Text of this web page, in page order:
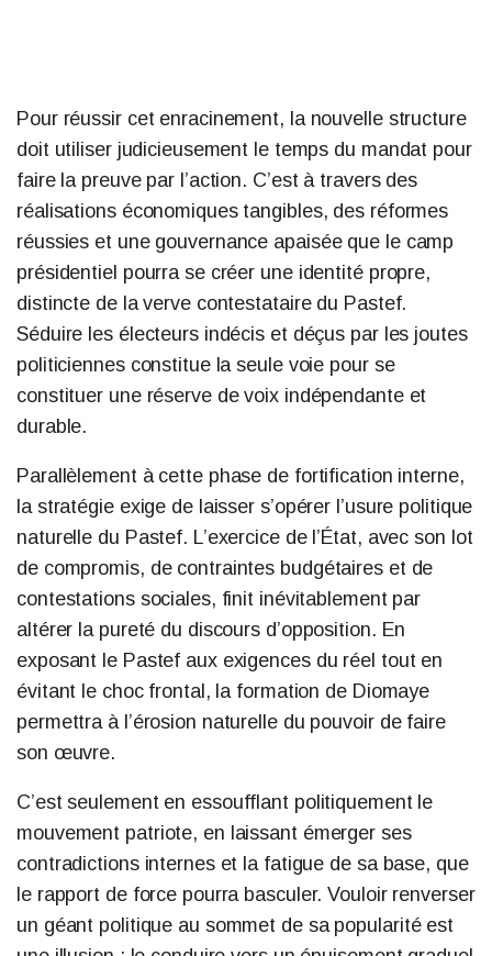
Pour réussir cet enracinement, la nouvelle structure
doit utiliser judicieusement le temps du mandat pour
faire la preuve par l’action. C’est à travers des
réalisations économiques tangibles, des réformes
réussies et une gouvernance apaisée que le camp
présidentiel pourra se créer une identité propre,
distincte de la verve contestataire du Pastef.
Séduire les électeurs indécis et déçus par les joutes
politiciennes constitue la seule voie pour se
constituer une réserve de voix indépendante et
durable.
Parallèlement à cette phase de fortification interne,
la stratégie exige de laisser s’opérer l’usure politique
naturelle du Pastef. L’exercice de l’État, avec son lot
de compromis, de contraintes budgétaires et de
contestations sociales, finit inévitablement par
altérer la pureté du discours d’opposition. En
exposant le Pastef aux exigences du réel tout en
évitant le choc frontal, la formation de Diomaye
permettra à l’érosion naturelle du pouvoir de faire
son œuvre.
C’est seulement en essoufflant politiquement le
mouvement patriote, en laissant émerger ses
contradictions internes et la fatigue de sa base, que
le rapport de force pourra basculer. Vouloir renverser
un géant politique au sommet de sa popularité est